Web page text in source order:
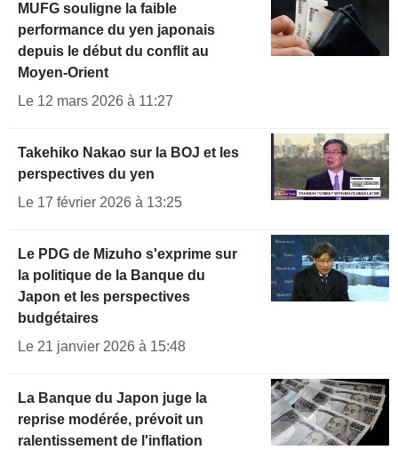
MUFG souligne la faible
performance du yen japonais
depuis le début du conflit au
Moyen-Orient
Le 12 mars 2026 à 11:27
Takehiko Nakao sur la BOJ et les
perspectives du yen
Le 17 février 2026 à 13:25
Le PDG de Mizuho s'exprime sur
la politique de la Banque du
Japon et les perspectives
budgétaires
Le 21 janvier 2026 à 15:48
La Banque du Japon juge la
reprise modérée, prévoit un
ralentissement de l'inflation